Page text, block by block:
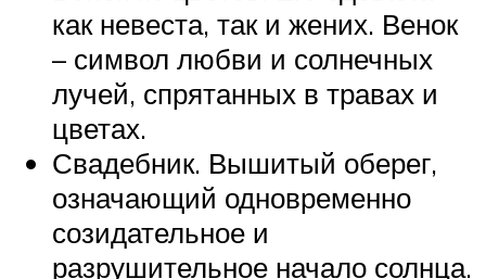
как невеста, так и жених. Венок
– символ любви и солнечных
лучей, спрятанных в травах и
цветах.
Свадебник. Вышитый оберег,
означающий одновременно
созидательное и
разрушительное начало солнца.